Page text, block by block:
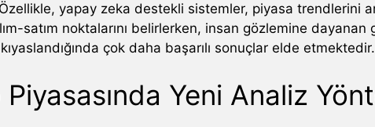
Özellikle, yapay zeka destekli sistemler, piyasa trendlerini
satım noktalarını belirlerken, insan gözlemine dayanan
çok daha başarılı sonuçlar elde etmektedir.
Yeni Analiz